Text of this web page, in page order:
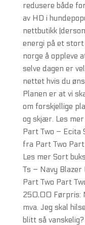
redusere både
av HD i
nettbutikk
energi på et
norge å oppleve
selve dagen er
nettet hvis du
Planen er at vi
om forskjellige
og skjær. Les
Part Two – Ecita
fra Part Two
Les mer Sort
Ts – Navy
Part Two Part
250,00 Førpris:
mva. Jeg skal
blitt så